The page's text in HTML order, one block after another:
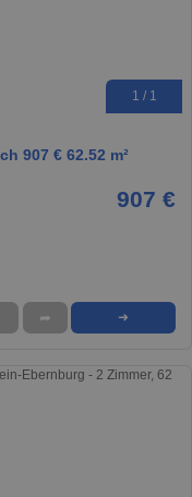
1 / 1
907 € 62.52 m²
907 €
➦ ➜